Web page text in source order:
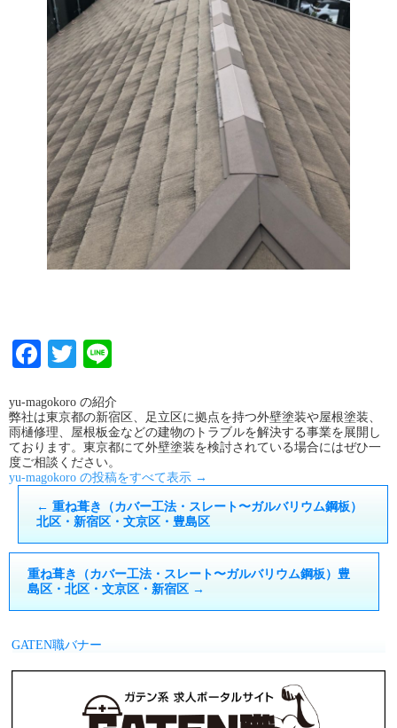
Facebook
Twitter
yu-magokoro の紹介
弊社は東京都の新宿区、足立区に拠点を持つ外壁塗装や屋根塗装、
雨樋修理、屋根板金などの建物のトラブルを解決する事業を展開し
ております。東京都にて外壁塗装を検討されている場合にはぜひ一
度ご相談ください。
yu-magokoro の投稿をすべて表示 →
← 重ね葺き（カバー工法・スレート〜ガルバリウム鋼板）
北区・新宿区・文京区・豊島区
重ね葺き（カバー工法・スレート〜ガルバリウム鋼板）豊
島区・北区・文京区・新宿区 →
GATEN職バナー